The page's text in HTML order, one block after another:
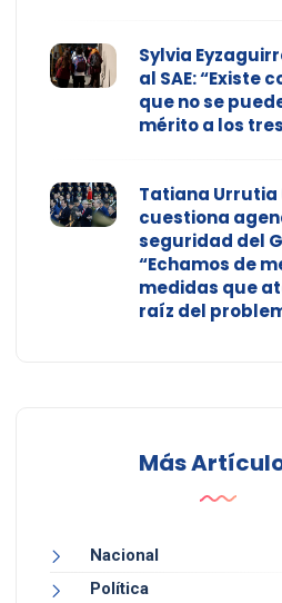
Sylvia
al SAE: “Existe
que no se
mérito a los
Tatiana Urrutia
cuestiona
seguridad del
“Echamos de
medidas que
raíz del
Más
Nacional
Política